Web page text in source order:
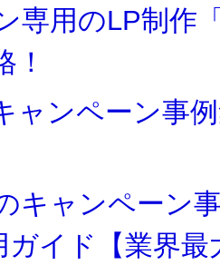
専用のLP制作
！
ャンペーン事
キャンペーン
ガイド【業界最